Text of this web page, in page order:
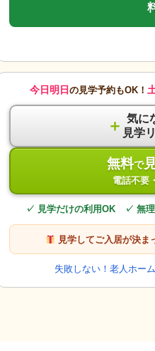
今日明日 の見学予約もOK！
＋ 気に
見学
無料で
電話不要
✓ 見学だけの利用OK ✓ 無
見学してご入居が決ま
失敗しない！老人ホー